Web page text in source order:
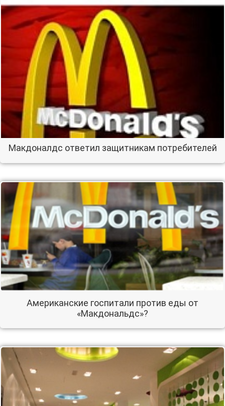
Макдоналдс ответил защитникам потребителей
Американские госпитали против еды от
«Макдональдс»?